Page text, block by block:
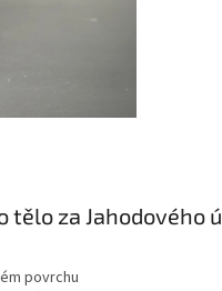
tělo za Jahodového
povrchu